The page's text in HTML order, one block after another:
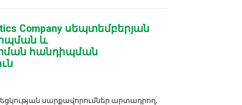
Company սեպտեմբերյան
և
հանդիպման
սարքավորումներ արտադրող,